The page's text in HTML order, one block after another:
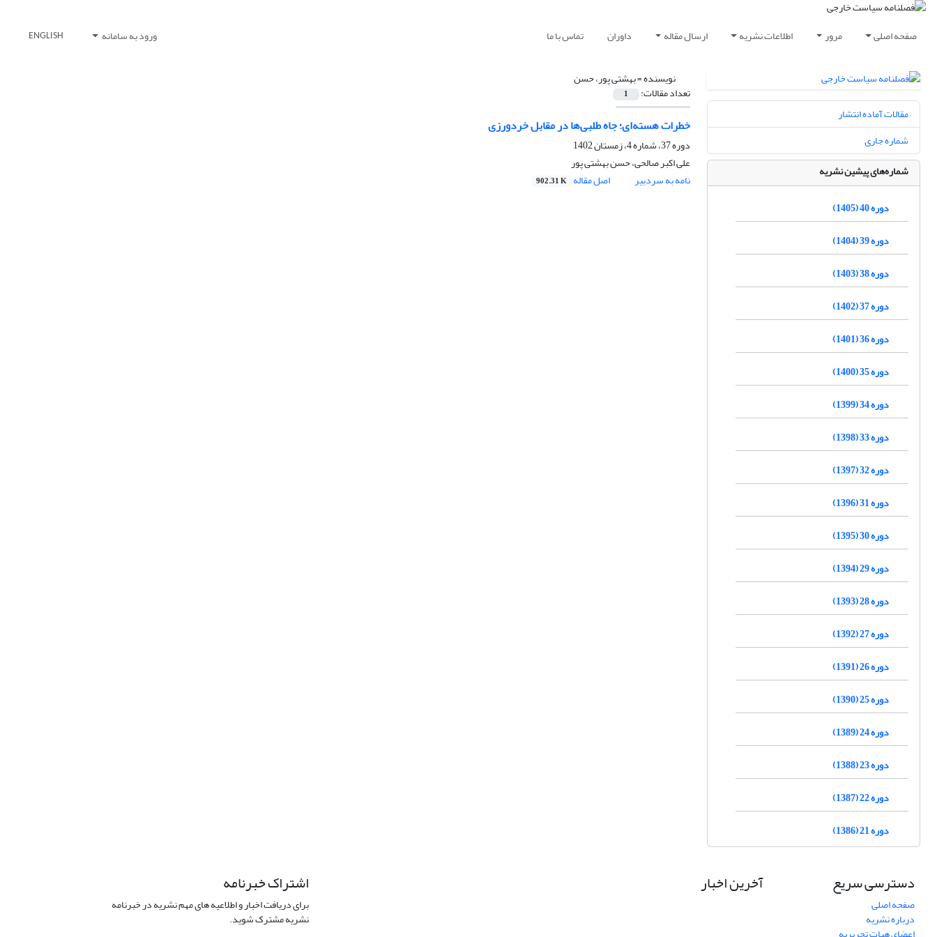
صفحه اصلی مرور اطلاعات نشریه ارسال مقاله داوران تماس با ما ورود به سامانه ENGLISH
نویسنده =بهشتی پور، حسن
تعداد مقالات: 1
خطرات هسته‌ای؛ جاه طلبی‌ها در مقابل خردورزی
دوره 37، شماره 4، زمستان 1402
علی اکبر صالحی، حسن بهشتی پور
نامه به سردبیر
اصل مقاله 902.31 K
مقالات آماده انتشار
شماره جاری
شماره‌های پیشین نشریه
دوره 40 (1405)
دوره 39 (1404)
دوره 38 (1403)
دوره 37 (1402)
دوره 36 (1401)
دوره 35 (1400)
دوره 34 (1399)
دوره 33 (1398)
دوره 32 (1397)
دوره 31 (1396)
دوره 30 (1395)
دوره 29 (1394)
دوره 28 (1393)
دوره 27 (1392)
دوره 26 (1391)
دوره 25 (1390)
دوره 24 (1389)
دوره 23 (1388)
دوره 22 (1387)
دوره 21 (1386)
دسترسی سریع
صفحه اصلی
درباره نشریه
آخرین اخبار اشتراک خبرنامه
برای دریافت اخبار و اطلاعیه های مهم نشریه در خبرنامه
نشریه مشترک شوید.